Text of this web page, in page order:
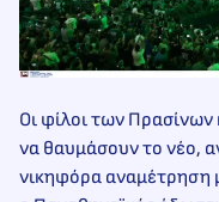
Οι φίλοι των Πρασίνων
να θαυμάσουν το νέο,
νικηφόρα αναμέτρηση